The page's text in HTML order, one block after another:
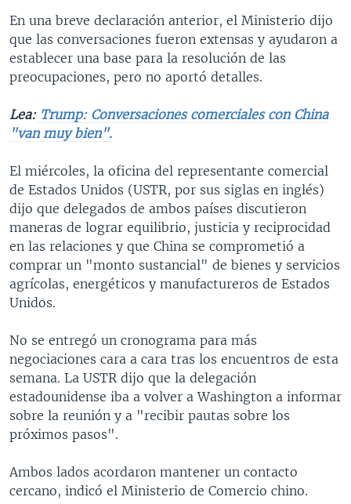
En una breve declaración anterior, el Ministerio dijo
que las conversaciones fueron extensas y ayudaron a
establecer una base para la resolución de las
preocupaciones, pero no aportó detalles.
Lea:Trump: Conversaciones comerciales con China
"van muy bien".
El miércoles, la oficina del representante comercial
de Estados Unidos (USTR, por sus siglas en inglés)
dijo que delegados de ambos países discutieron
maneras de lograr equilibrio, justicia y reciprocidad
en las relaciones y que China se comprometió a
comprar un "monto sustancial" de bienes y servicios
agrícolas, energéticos y manufactureros de Estados
Unidos.
No se entregó un cronograma para más
negociaciones cara a cara tras los encuentros de esta
semana. La USTR dijo que la delegación
estadounidense iba a volver a Washington a informar
sobre la reunión y a "recibir pautas sobre los
próximos pasos".
Ambos lados acordaron mantener un contacto
cercano, indicó el Ministerio de Comercio chino.